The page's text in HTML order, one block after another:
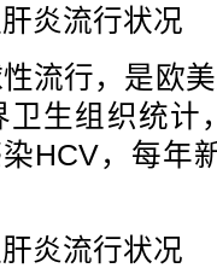
炎流行状况
行，是欧美
生组织统计
HCV，每年
炎流行状况